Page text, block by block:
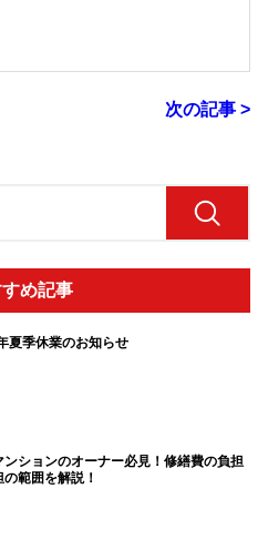
次の記事 >
め記事
夏季休業のお知らせ
ンションのオーナー必見！修繕費の負担
範囲を解説！